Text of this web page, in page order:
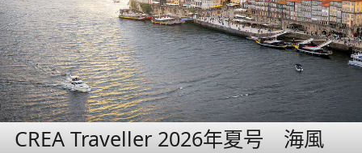
CREA Traveller 2026年夏号 海風